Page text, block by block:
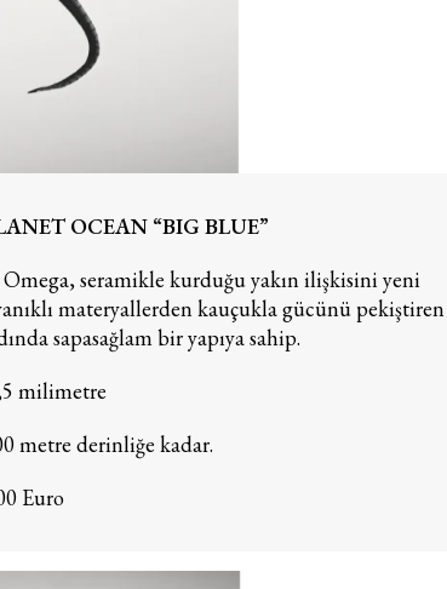
OCEAN “BIG BLUE”
seramikle kurduğu yakın ilişkisini yeni
materyallerden kauçukla gücünü pekiştiren
sapasağlam bir yapıya sahip.
milimetre
metre derinliğe kadar.
Euro